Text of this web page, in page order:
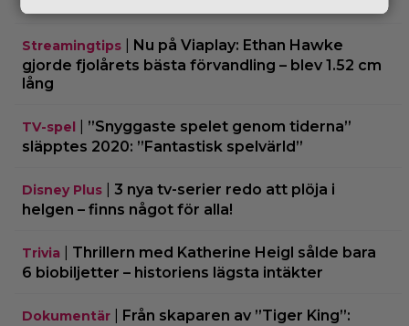
Streamingtips
Nu på Viaplay: Ethan Hawke
gjorde fjolårets bästa förvandling – blev 1.52 cm
lång
TV-spel
”Snyggaste spelet genom tiderna”
släpptes 2020: ”Fantastisk spelvärld”
Disney Plus
3 nya tv-serier redo att plöja i
helgen – finns något för alla!
Trivia
Thrillern med Katherine Heigl sålde bara
6 biobiljetter – historiens lägsta intäkter
Dokumentär
Från skaparen av ”Tiger King”: